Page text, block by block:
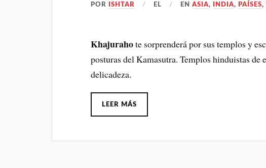
POR ISHTAR EL ENASIA, INDIA, PAÍSES,
Khajurahote sorprenderá por sus templos y
posturas del Kamasutra. Templos hinduistas de
delicadeza.
LEER MÁS